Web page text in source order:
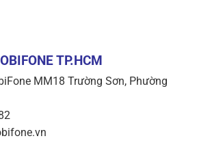
TP.HCM
MM18 Trường Sơn, Phường